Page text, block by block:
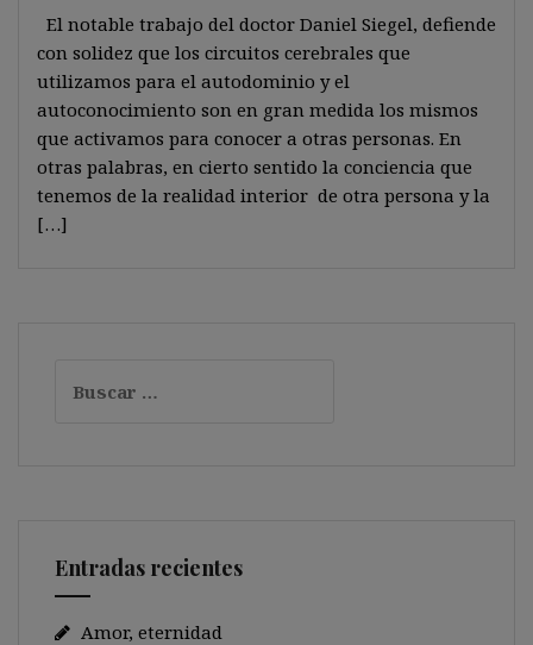
El notable trabajo del doctor Daniel Siegel, defiende
con solidez que los circuitos cerebrales que
utilizamos para el autodominio y el
autoconocimiento son en gran medida los mismos
que activamos para conocer a otras personas. En
otras palabras, en cierto sentido la conciencia que
tenemos de la realidad interior de otra persona y la
[…]
Entradas recientes
Amor, eternidad